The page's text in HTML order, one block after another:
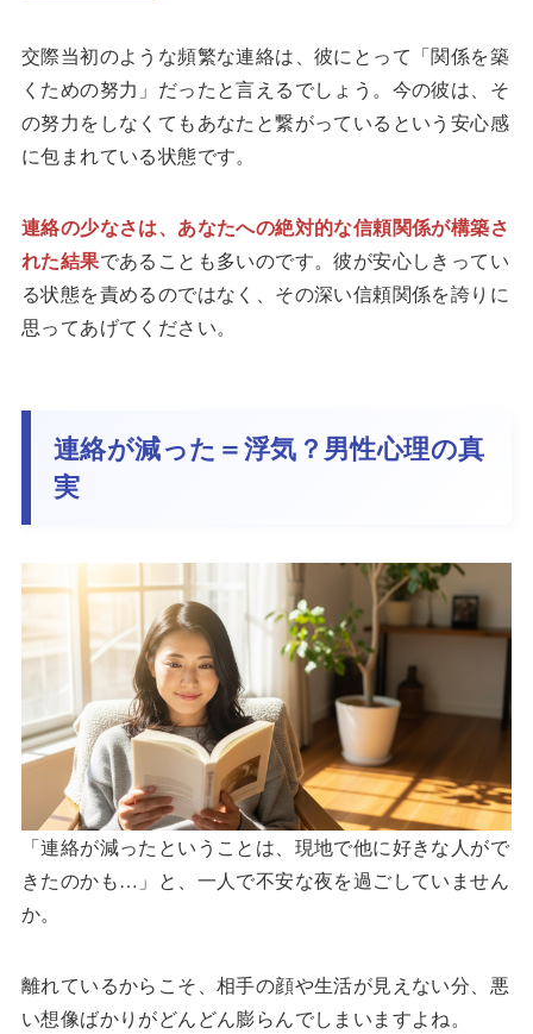
交際当初のような頻繁な連絡は、彼にとって「関係を築
くための努力」だったと言えるでしょう。今の彼は、そ
の努力をしなくてもあなたと繋がっているという安心感
に包まれている状態です。
連絡の少なさは、あなたへの絶対的な信頼関係が構築さ
れた結果であることも多いのです。彼が安心しきってい
る状態を責めるのではなく、その深い信頼関係を誇りに
思ってあげてください。
連絡が減った＝浮気？男性心理の真
実
「連絡が減ったということは、現地で他に好きな人がで
きたのかも…」と、一人で不安な夜を過ごしていません
か。
離れているからこそ、相手の顔や生活が見えない分、悪
い想像ばかりがどんどん膨らんでしまいますよね。